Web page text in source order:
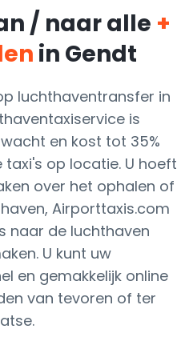
/ naar alle +
in Gendt
luchthaventransfer in
is
en kost tot 35%
op locatie. U hoeft
over het ophalen of
Airporttaxis.com
naar de luchthaven
U kunt uw
en gemakkelijk online
van tevoren of ter